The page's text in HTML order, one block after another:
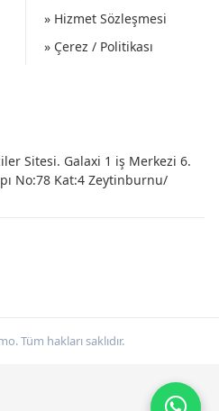
» Hizmet Sözleşmesi
» Çerez / Politikası
Sitesi. Galaxi 1 iş Merkezi 6.
No:78 Kat:4 Zeytinburnu/
Tüm hakları saklıdır.